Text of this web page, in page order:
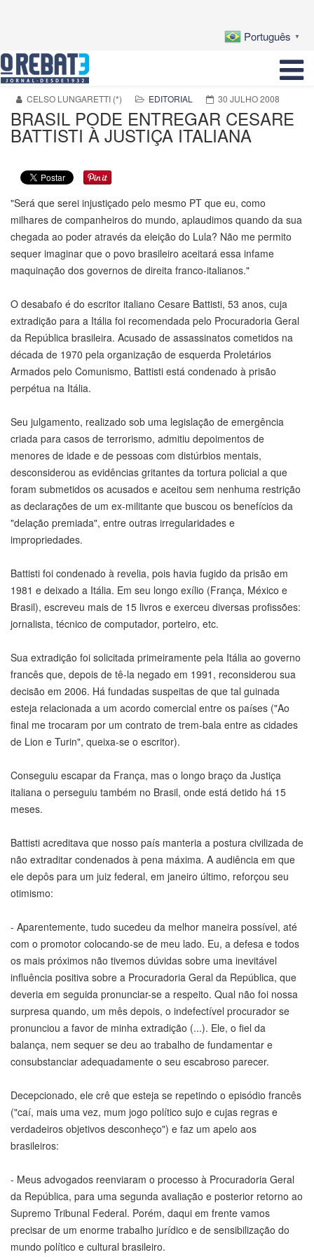
Português ▼
CELSO LUNGARETTI (*) EDITORIAL 30 JULHO 2008
BRASIL PODE ENTREGAR CESARE
BATTISTI À JUSTIÇA ITALIANA
"Será que serei injustiçado pelo mesmo PT que eu, como
milhares de companheiros do mundo, aplaudimos quando da sua
chegada ao poder através da eleição do Lula? Não me permito
sequer imaginar que o povo brasileiro aceitará essa infame
maquinação dos governos de direita franco-italianos."
O desabafo é do escritor italiano Cesare Battisti, 53 anos, cuja
extradição para a Itália foi recomendada pelo Procuradoria Geral
da República brasileira. Acusado de assassinatos cometidos na
década de 1970 pela organização de esquerda Proletários
Armados pelo Comunismo, Battisti está condenado à prisão
perpétua na Itália.
Seu julgamento, realizado sob uma legislação de emergência
criada para casos de terrorismo, admitiu depoimentos de
menores de idade e de pessoas com distúrbios mentais,
desconsiderou as evidências gritantes da tortura policial a que
foram submetidos os acusados e aceitou sem nenhuma restrição
as declarações de um ex-militante que buscou os benefícios da
"delação premiada", entre outras irregularidades e
impropriedades.
Battisti foi condenado à revelia, pois havia fugido da prisão em
1981 e deixado a Itália. Em seu longo exílio (França, México e
Brasil), escreveu mais de 15 livros e exerceu diversas profissões:
jornalista, técnico de computador, porteiro, etc.
Sua extradição foi solicitada primeiramente pela Itália ao governo
francês que, depois de tê-la negado em 1991, reconsiderou sua
decisão em 2006. Há fundadas suspeitas de que tal guinada
esteja relacionada a um acordo comercial entre os países ("Ao
final me trocaram por um contrato de trem-bala entre as cidades
de Lion e Turin", queixa-se o escritor).
Conseguiu escapar da França, mas o longo braço da Justiça
italiana o perseguiu também no Brasil, onde está detido há 15
meses.
Battisti acreditava que nosso país manteria a postura civilizada de
não extraditar condenados à pena máxima. A audiência em que
ele depôs para um juiz federal, em janeiro último, reforçou seu
otimismo:
- Aparentemente, tudo sucedeu da melhor maneira possível, até
com o promotor colocando-se de meu lado. Eu, a defesa e todos
os mais próximos não tivemos dúvidas sobre uma inevitável
influência positiva sobre a Procuradoria Geral da República, que
deveria em seguida pronunciar-se a respeito. Qual não foi nossa
surpresa quando, um mês depois, o indefectível procurador se
pronunciou a favor de minha extradição (...). Ele, o fiel da
balança, nem sequer se deu ao trabalho de fundamentar e
consubstanciar adequadamente o seu escabroso parecer.
Decepcionado, ele crê que esteja se repetindo o episódio francês
("caí, mais uma vez, mum jogo político sujo e cujas regras e
verdadeiros objetivos desconheço") e faz um apelo aos
brasileiros:
- Meus advogados reenviaram o processo à Procuradoria Geral
da República, para uma segunda avaliação e posterior retorno ao
Supremo Tribunal Federal. Porém, daqui em frente vamos
precisar de um enorme trabalho jurídico e de sensibilização do
mundo político e cultural brasileiro.